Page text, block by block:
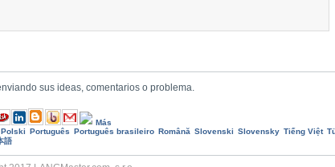
sus ideas, comentarios o problema.
Más
Polski Português Português brasileiro Română Slovenski Slovensky Tiếng Việt
語